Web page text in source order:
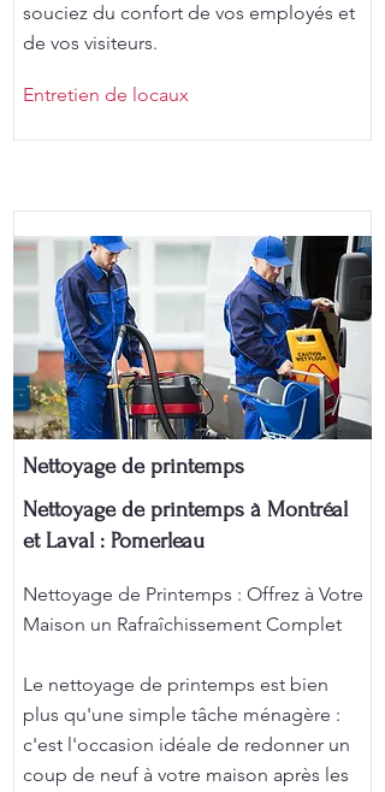
souciez du confort de vos employés et
de vos visiteurs.
Entretien de locaux
Nettoyage de printemps
Nettoyage de printemps à Montréal
et Laval : Pomerleau
Nettoyage de Printemps : Offrez à Votre
Maison un Rafraîchissement Complet
Le nettoyage de printemps est bien
plus qu'une simple tâche ménagère :
c'est l'occasion idéale de redonner un
coup de neuf à votre maison après les